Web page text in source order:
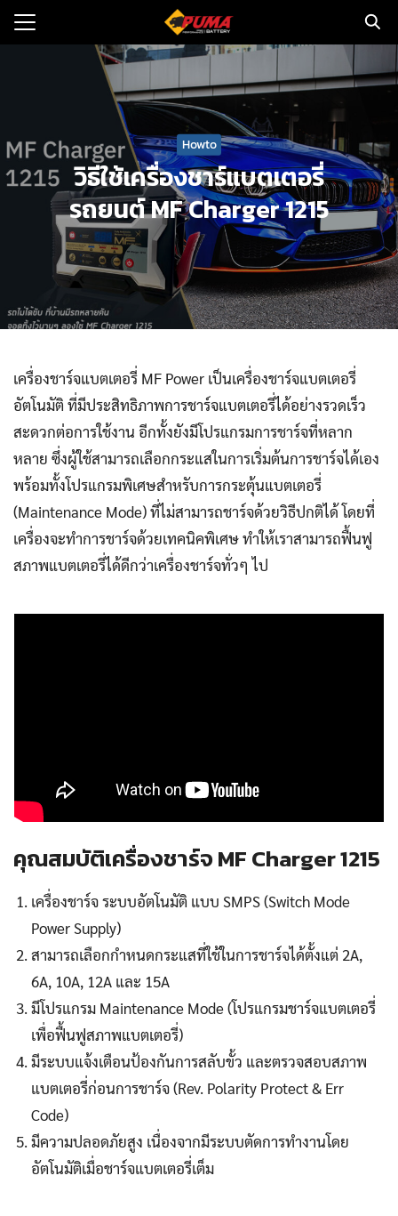
Skip
อรี่รถยนต์
มและข่าว
จำหน่าย
บเรา
Howto
วิธีใช้เครื่องชาร์แบตเตอรี่
รถยนต์ MF Charger 1215
เครื่องชาร์จแบตเตอรี่ MF Power เป็นเครื่องชาร์จแบตเตอรี่
อัตโนมัติ ที่มีประสิทธิภาพการชาร์จแบตเตอรี่ได้อย่างรวดเร็ว
สะดวกต่อการใช้งาน อีกทั้งยังมีโปรแกรมการชาร์จที่หลาก
หลาย ซึ่งผู้ใช้สามารถเลือกกระแสในการเริ่มต้นการชาร์จได้เอง
พร้อมทั้งโปรแกรมพิเศษสำหรับการกระตุ้นแบตเตอรี่
(Maintenance Mode) ที่ไม่สามารถชาร์จด้วยวิธีปกติได้ โดยที่
เครื่องจะทำการชาร์จด้วยเทคนิคพิเศษ ทำให้เราสามารถฟื้นฟู
สภาพแบตเตอรี่ได้ดีกว่าเครื่องชาร์จทั่วๆ ไป
คุณสมบัติเครื่องชาร์จ MF Charger 1215
เครื่องชาร์จ ระบบอัตโนมัติ แบบ SMPS (Switch Mode
Power Supply)
สามารถเลือกกำหนดกระแสที่ใช้ในการชาร์จได้ตั้งแต่ 2A,
6A, 10A, 12A และ 15A
มีโปรแกรม Maintenance Mode (โปรแกรมชาร์จแบตเตอรี่
เพื่อฟื้นฟูสภาพแบตเตอรี่)
มีระบบแจ้งเตือนป้องกันการสลับขั้ว และตรวจสอบสภาพ
แบตเตอรี่ก่อนการชาร์จ (Rev. Polarity Protect & Err
Code)
มีความปลอดภัยสูง เนื่องจากมีระบบตัดการทำงานโดย
อัตโนมัติเมื่อชาร์จแบตเตอรี่เต็ม